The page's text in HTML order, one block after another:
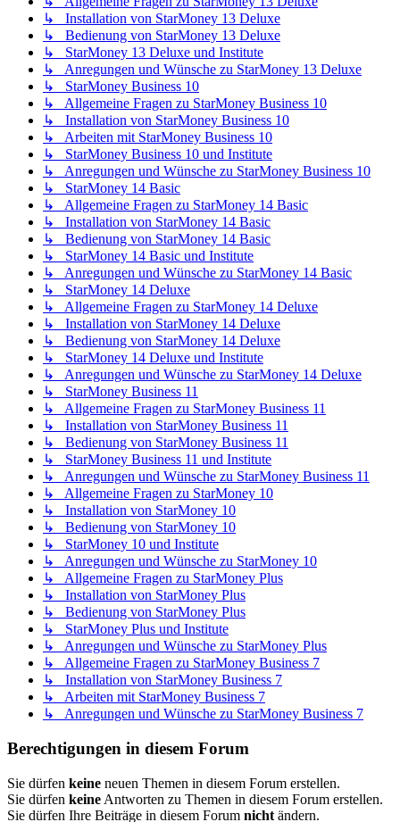
↳ Installation von StarMoney 13 Deluxe
↳ Bedienung von StarMoney 13 Deluxe
↳ StarMoney 13 Deluxe und Institute
↳ Anregungen und Wünsche zu StarMoney 13 Deluxe
↳ StarMoney Business 10
↳ Allgemeine Fragen zu StarMoney Business 10
↳ Installation von StarMoney Business 10
↳ Arbeiten mit StarMoney Business 10
↳ StarMoney Business 10 und Institute
↳ Anregungen und Wünsche zu StarMoney Business 10
↳ StarMoney 14 Basic
↳ Allgemeine Fragen zu StarMoney 14 Basic
↳ Installation von StarMoney 14 Basic
↳ Bedienung von StarMoney 14 Basic
↳ StarMoney 14 Basic und Institute
↳ Anregungen und Wünsche zu StarMoney 14 Basic
↳ StarMoney 14 Deluxe
↳ Allgemeine Fragen zu StarMoney 14 Deluxe
↳ Installation von StarMoney 14 Deluxe
↳ Bedienung von StarMoney 14 Deluxe
↳ StarMoney 14 Deluxe und Institute
↳ Anregungen und Wünsche zu StarMoney 14 Deluxe
↳ StarMoney Business 11
↳ Allgemeine Fragen zu StarMoney Business 11
↳ Installation von StarMoney Business 11
↳ Bedienung von StarMoney Business 11
↳ StarMoney Business 11 und Institute
↳ Anregungen und Wünsche zu StarMoney Business 11
↳ Allgemeine Fragen zu StarMoney 10
↳ Installation von StarMoney 10
↳ Bedienung von StarMoney 10
↳ StarMoney 10 und Institute
↳ Anregungen und Wünsche zu StarMoney 10
↳ Allgemeine Fragen zu StarMoney Plus
↳ Installation von StarMoney Plus
↳ Bedienung von StarMoney Plus
↳ StarMoney Plus und Institute
↳ Anregungen und Wünsche zu StarMoney Plus
↳ Allgemeine Fragen zu StarMoney Business 7
↳ Installation von StarMoney Business 7
↳ Arbeiten mit StarMoney Business 7
↳ Anregungen und Wünsche zu StarMoney Business 7
Berechtigungen in diesem Forum
Sie dürfen keine neuen Themen in diesem Forum erstellen.
Sie dürfen keine Antworten zu Themen in diesem Forum erstellen.
Sie dürfen Ihre Beiträge in diesem Forum nicht ändern.